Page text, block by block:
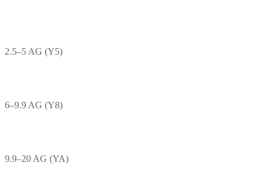
2.5–5 AG (Y5)
6–9.9 AG (Y8)
9.9–20 AG (YA)